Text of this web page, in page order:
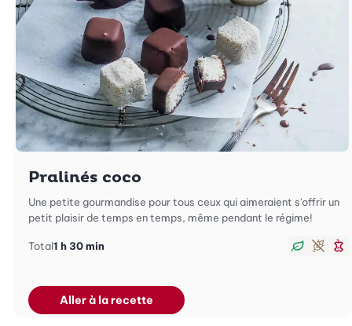
Pralinés coco
Une petite gourmandise pour tous ceux qui aimeraient s'offrir un
petit plaisir de temps en temps, même pendant le régime!
Total1 h 30 min
Végan
Sans
Aller à la recette